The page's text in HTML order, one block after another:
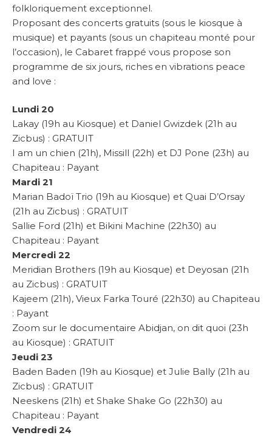
folkloriquement exceptionnel.
Proposant des concerts gratuits (sous le kiosque à
musique) et payants (sous un chapiteau monté pour
l’occasion), le Cabaret frappé vous propose son
programme de six jours, riches en vibrations peace
and love :
Lundi 20
Lakay (19h au Kiosque) et Daniel Gwizdek (21h au
Zicbus) : GRATUIT
I am un chien (21h), Missill (22h) et DJ Pone (23h) au
Chapiteau : Payant
Mardi 21
Marian Badoï Trio (19h au Kiosque) et Quai D’Orsay
(21h au Zicbus) : GRATUIT
Sallie Ford (21h) et Bikini Machine (22h30) au
Chapiteau : Payant
Mercredi 22
Meridian Brothers (19h au Kiosque) et Deyosan (21h
au Zicbus) : GRATUIT
Kajeem (21h), Vieux Farka Touré (22h30) au Chapiteau
: Payant
Zoom sur le documentaire Abidjan, on dit quoi (23h
au Kiosque) : GRATUIT
Jeudi 23
Baden Baden (19h au Kiosque) et Julie Bally (21h au
Zicbus) : GRATUIT
Neeskens (21h) et Shake Shake Go (22h30) au
Chapiteau : Payant
Vendredi 24